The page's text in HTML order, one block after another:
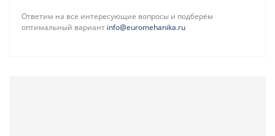
Ответим на все интересующие вопросы и подберём
оптимальный вариант info@euromehanika.ru